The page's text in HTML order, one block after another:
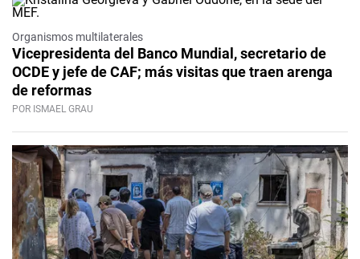
Organismos multilaterales
Vicepresidenta del Banco Mundial, secretario de
OCDE y jefe de CAF; más visitas que traen arenga
de reformas
POR ISMAEL GRAU